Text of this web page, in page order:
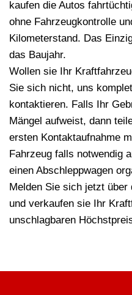
kaufen die Autos
ohne Fahrzeugkontrolle
Kilometerstand. Das
das Baujahr.
Wollen sie Ihr
Sie sich nicht, uns
kontaktieren. Falls Ihr
Mängel aufweist, dann
ersten Kontaktaufnahme
Fahrzeug falls notwendig
einen Abschleppwagen
Melden Sie sich jetzt über
und verkaufen sie Ihr
unschlagbaren